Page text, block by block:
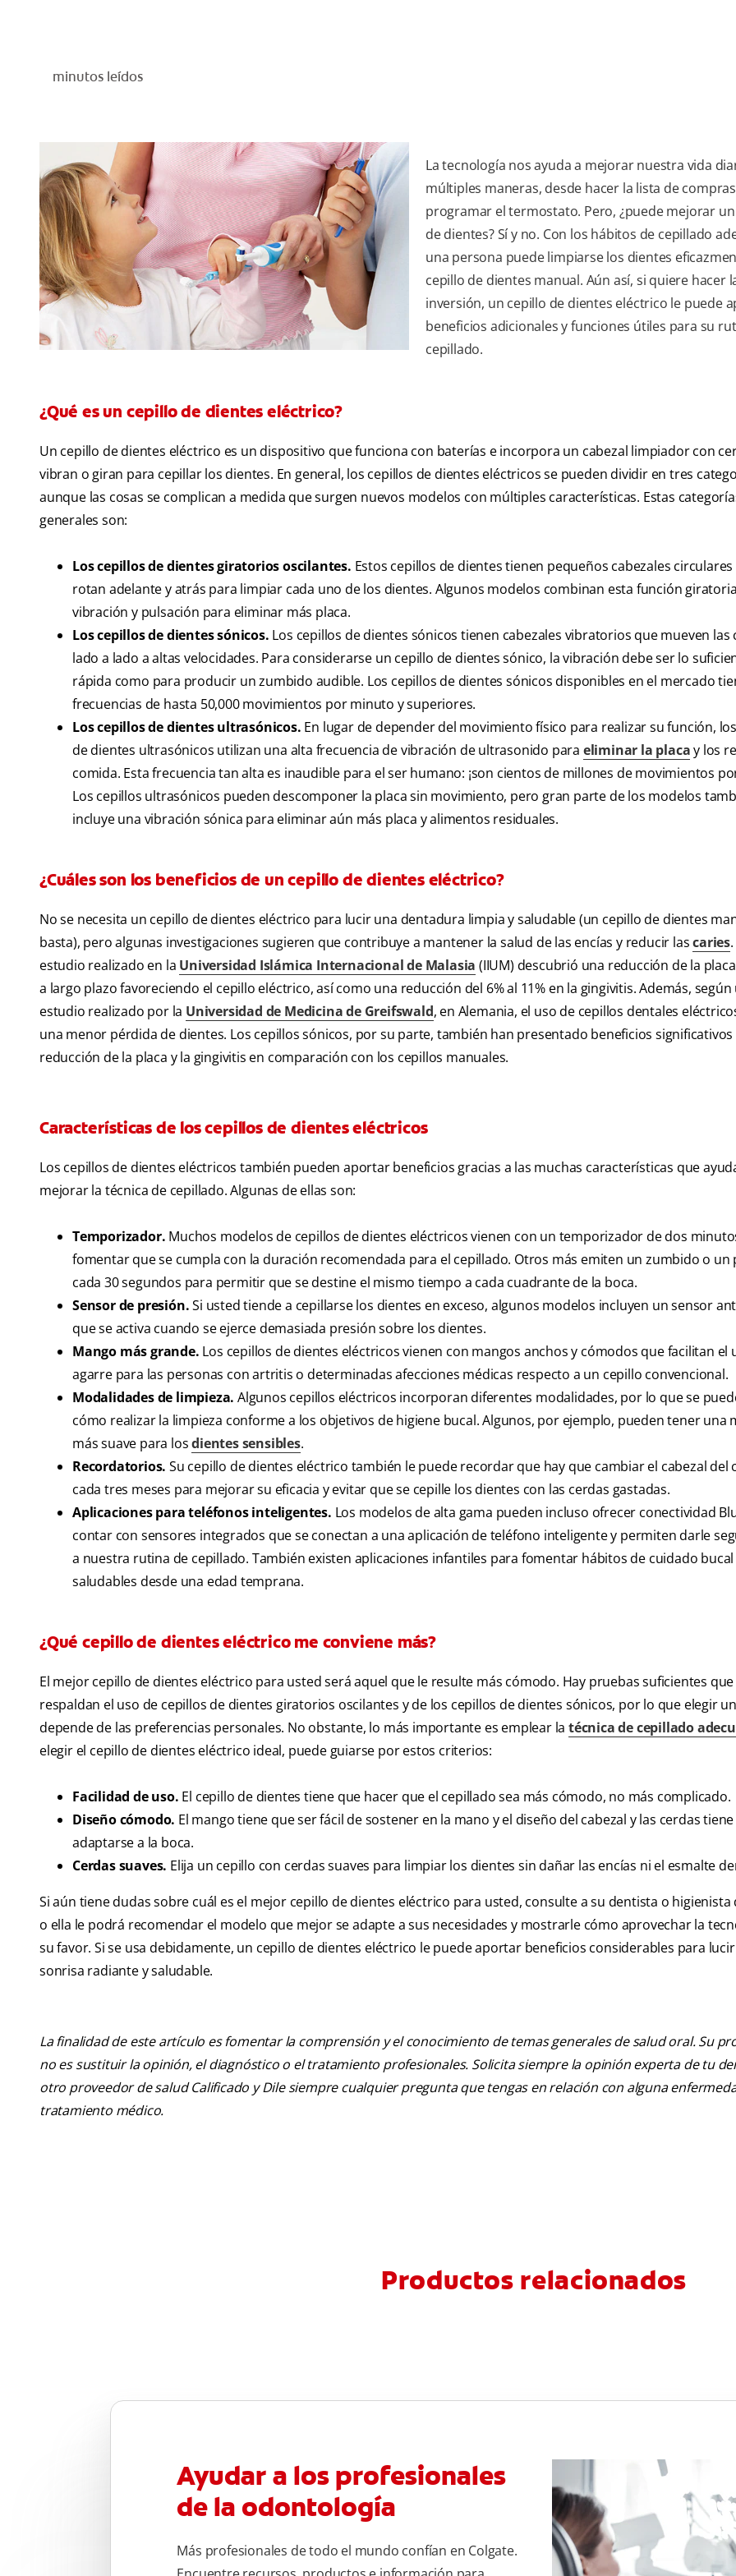
minutos leídos
La tecnología nos ayuda a mejorar nuestra vida
múltiples maneras, desde hacer la lista de
programar el termostato. Pero, ¿puede mejorar
de dientes? Sí y no. Con los hábitos de cepillado
una persona puede limpiarse los dientes
cepillo de dientes manual. Aún así, si quiere hacer
inversión, un cepillo de dientes eléctrico le puede
beneficios adicionales y funciones útiles para su
cepillado.
¿Qué es un cepillo de dientes eléctrico?
Un cepillo de dientes eléctrico es un dispositivo que funciona con baterías e incorpora un cabezal limpiador con
vibran o giran para cepillar los dientes. En general, los cepillos de dientes eléctricos se pueden dividir en tres
aunque las cosas se complican a medida que surgen nuevos modelos con múltiples características. Estas
generales son:
Los cepillos de dientes giratorios oscilantes. Estos cepillos de dientes tienen pequeños cabezales
rotan adelante y atrás para limpiar cada uno de los dientes. Algunos modelos combinan esta función
vibración y pulsación para eliminar más placa.
Los cepillos de dientes sónicos. Los cepillos de dientes sónicos tienen cabezales vibratorios que mueven las
lado a lado a altas velocidades. Para considerarse un cepillo de dientes sónico, la vibración debe ser lo
rápida como para producir un zumbido audible. Los cepillos de dientes sónicos disponibles en el mercado
frecuencias de hasta 50,000 movimientos por minuto y superiores.
Los cepillos de dientes ultrasónicos. En lugar de depender del movimiento físico para realizar su función,
de dientes ultrasónicos utilizan una alta frecuencia de vibración de ultrasonido para eliminar la placay los
comida. Esta frecuencia tan alta es inaudible para el ser humano: ¡son cientos de millones de movimientos
Los cepillos ultrasónicos pueden descomponer la placa sin movimiento, pero gran parte de los modelos
incluye una vibración sónica para eliminar aún más placa y alimentos residuales.
¿Cuáles son los beneficios de un cepillo de dientes eléctrico?
No se necesita un cepillo de dientes eléctrico para lucir una dentadura limpia y saludable (un cepillo de dientes
basta), pero algunas investigaciones sugieren que contribuye a mantener la salud de las encías y reducir lascaries
estudio realizado en la Universidad Islámica Internacional de Malasia (IIUM) descubrió una reducción de la
a largo plazo favoreciendo el cepillo eléctrico, así como una reducción del 6% al 11% en la gingivitis. Además, según
estudio realizado por la Universidad de Medicina de Greifswald, en Alemania, el uso de cepillos dentales
una menor pérdida de dientes. Los cepillos sónicos, por su parte, también han presentado beneficios significativos
reducción de la placa y la gingivitis en comparación con los cepillos manuales.
Características de los cepillos de dientes eléctricos
Los cepillos de dientes eléctricos también pueden aportar beneficios gracias a las muchas características que
mejorar la técnica de cepillado. Algunas de ellas son:
Temporizador. Muchos modelos de cepillos de dientes eléctricos vienen con un temporizador de dos
fomentar que se cumpla con la duración recomendada para el cepillado. Otros más emiten un zumbido o un
cada 30 segundos para permitir que se destine el mismo tiempo a cada cuadrante de la boca.
Sensor de presión.Si usted tiende a cepillarse los dientes en exceso, algunos modelos incluyen un sensor
que se activa cuando se ejerce demasiada presión sobre los dientes.
Mango más grande. Los cepillos de dientes eléctricos vienen con mangos anchos y cómodos que facilitan el
agarre para las personas con artritis o determinadas afecciones médicas respecto a un cepillo convencional.
Modalidades de limpieza. Algunos cepillos eléctricos incorporan diferentes modalidades, por lo que se
cómo realizar la limpieza conforme a los objetivos de higiene bucal. Algunos, por ejemplo, pueden tener una
más suave para losdientes sensibles.
Recordatorios. Su cepillo de dientes eléctrico también le puede recordar que hay que cambiar el cabezal del
cada tres meses para mejorar su eficacia y evitar que se cepille los dientes con las cerdas gastadas.
Aplicaciones para teléfonos inteligentes. Los modelos de alta gama pueden incluso ofrecer conectividad
contar con sensores integrados que se conectan a una aplicación de teléfono inteligente y permiten darle
a nuestra rutina de cepillado. También existen aplicaciones infantiles para fomentar hábitos de cuidado bucal
saludables desde una edad temprana.
¿Qué cepillo de dientes eléctrico me conviene más?
El mejor cepillo de dientes eléctrico para usted será aquel que le resulte más cómodo. Hay pruebas suficientes que
respaldan el uso de cepillos de dientes giratorios oscilantes y de los cepillos de dientes sónicos, por lo que elegir
depende de las preferencias personales. No obstante, lo más importante es emplear la técnica de cepillado
elegir el cepillo de dientes eléctrico ideal, puede guiarse por estos criterios:
Facilidad de uso. El cepillo de dientes tiene que hacer que el cepillado sea más cómodo, no más complicado.
Diseño cómodo. El mango tiene que ser fácil de sostener en la mano y el diseño del cabezal y las cerdas
adaptarse a la boca.
Cerdas suaves. Elija un cepillo con cerdas suaves para limpiar los dientes sin dañar las encías ni el esmalte
Si aún tiene dudas sobre cuál es el mejor cepillo de dientes eléctrico para usted, consulte a su dentista o higienista
o ella le podrá recomendar el modelo que mejor se adapte a sus necesidades y mostrarle cómo aprovechar la
su favor. Si se usa debidamente, un cepillo de dientes eléctrico le puede aportar beneficios considerables para
sonrisa radiante y saludable.
La finalidad de este artículo es fomentar la comprensión y el conocimiento de temas generales de salud oral. Su
no es sustituir la opinión, el diagnóstico o el tratamiento profesionales. Solicita siempre la opinión experta de tu
otro proveedor de salud Calificado y Dile siempre cualquier pregunta que tengas en relación con alguna
tratamiento médico.
Productos relacionados
Ayudar a los profesionales
de la odontología
Más profesionales de todo el mundo confían en Colgate.